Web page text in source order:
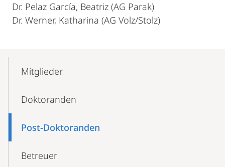
Dr. Pelaz García, Beatriz (AG Parak)
Dr. Werner, Katharina (AG Volz/Stolz)
NavigationMitglieder
Doktoranden
Post-Doktoranden
Betreuer